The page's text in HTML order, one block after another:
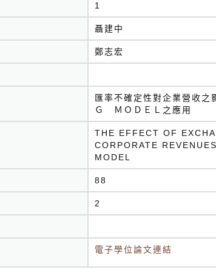
1
聶建中
鄭志宏
匯率不確定性對企業營收
Ｇ ＭＯＤＥＬ之應用
THE EFFECT OF
CORPORATE
MODEL
88
2
電子學位論文連結